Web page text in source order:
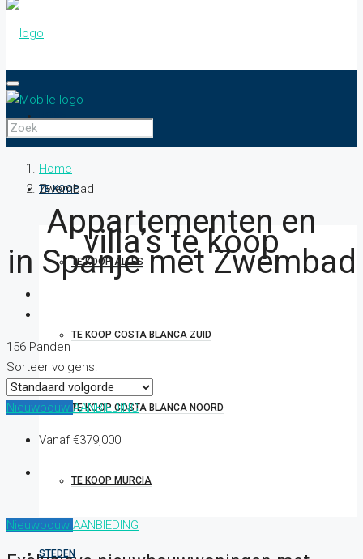
HOME
TE KOOP
TE KOOP ALLES
TE KOOP COSTA BLANCA ZUID
TE KOOP COSTA BLANCA NOORD
TE KOOP MURCIA
STEDEN
Home
Zwembad
Appartementen en
villa’s te koop
in Spanje met Zwembad
156 Panden
Sorteer volgens:
Nieuwbouw AANBIEDING
Vanaf€379,000
Nieuwbouw AANBIEDING